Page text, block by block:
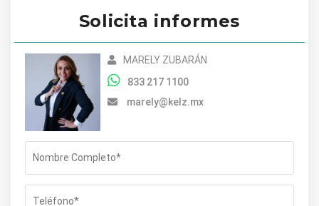
Solicita informes
MARELY ZUBARÁN
833 217 1100
marely@kelz.mx